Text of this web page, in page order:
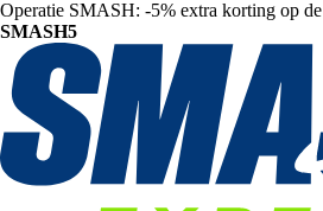
Operatie SMASH: -5% extra korting op de
SMASH5